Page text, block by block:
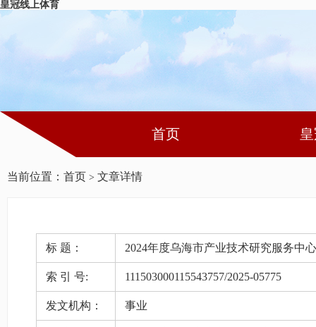
皇冠线上体育
首页
当前位置： 首页 > 文章详情
标 题： 2024年度乌海市产业技术研究服务中
索 引 号: 111503000115543757/2025-05775
发文机构： 事业